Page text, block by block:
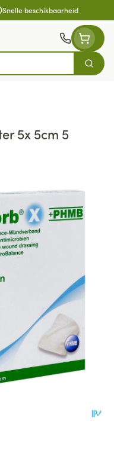
Snelle beschikbaarheid
Zoek
5x 5cm 5